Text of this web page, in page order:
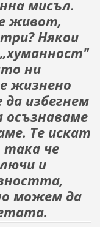
ми­съл.
живот,
Някои
ни
жизнено
да избегнем
Те искат
така че
и
можем да